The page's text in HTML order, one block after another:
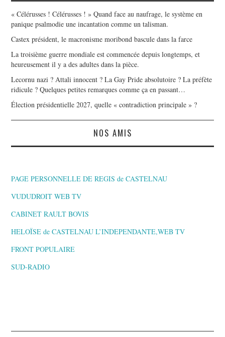
« Célérusses ! Célérusses ! » Quand face au naufrage, le système en
panique psalmodie une incantation comme un talisman.
Castex président, le macronisme moribond bascule dans la farce
La troisième guerre mondiale est commencée depuis longtemps, et
heureusement il y a des adultes dans la pièce.
Lecornu nazi ? Attali innocent ? La Gay Pride absolutoire ? La préfète
ridicule ? Quelques petites remarques comme ça en passant…
Élection présidentielle 2027, quelle « contradiction principale » ?
NOS AMIS
PAGE PERSONNELLE DE REGIS de CASTELNAU
VUDUDROIT WEB TV
CABINET RAULT BOVIS
HELOÏSE de CASTELNAU L’INDEPENDANTE,WEB TV
FRONT POPULAIRE
SUD-RADIO